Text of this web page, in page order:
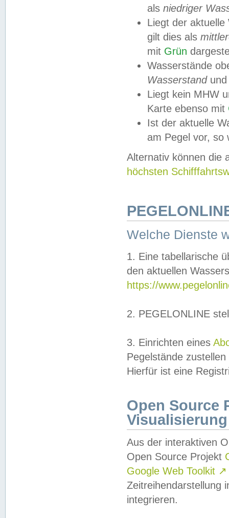
als niedriger
Liegt der
gilt dies als
mit Grün
Wasserstände
Wasserstandund
Liegt kein MHW
Karte ebenso mit
Ist der aktuelle
am Pegel vor,
Alternativ können die
höchsten
Welche Dienste
1. Eine tabellarische
den aktuellen
https://
2. PEGELONLINE
3. Einrichten eines
Pegelstände
Hierfür ist eine
Open Source
Visualisierung
Aus der interaktiven
Open Source Projekt
Google Web Toolkit ↗
Zeitreihendarstellung
integrieren.